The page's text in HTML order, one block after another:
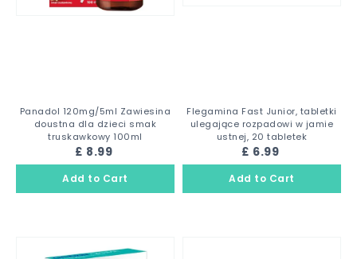
Panadol 120mg/5ml Zawiesina
doustna dla dzieci smak
truskawkowy 100ml
£ 8.99
Flegamina Fast Junior, tabletki
ulegające rozpadowi w jamie
ustnej, 20 tabletek
£ 6.99